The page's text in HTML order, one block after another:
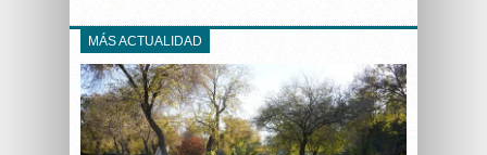
MÁS ACTUALIDAD